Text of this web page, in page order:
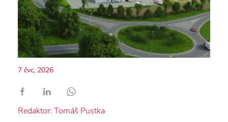
7 čvc, 2026
Redaktor: Tomáš Pustka